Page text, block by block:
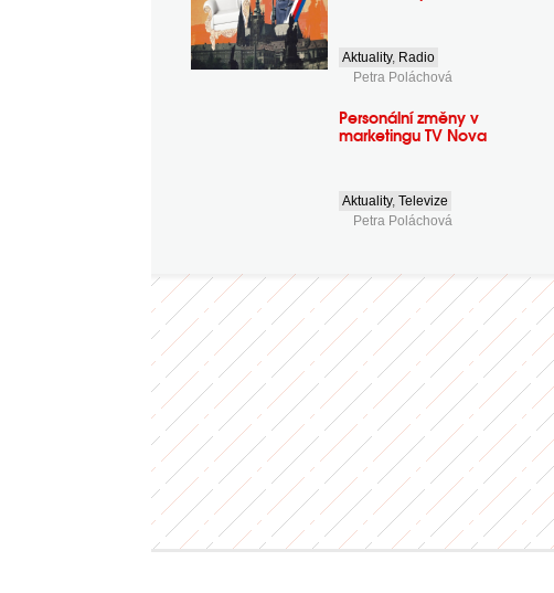
Aktuality, Radio
Petra Poláchová
Personální změny v
marketingu TV Nova
Aktuality,Televize
Petra Poláchová